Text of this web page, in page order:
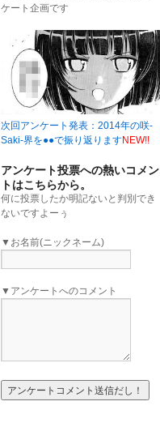
ケート企画です
次回アンケート発表：2014年の咲-
Saki-界を●●で振り返りますNEW!!
アンケート投票への熱いコメン
トはこちらから。
何に投票したか明記ないと判別でき
ないですよーぅ
▼お名前(ニックネーム)
▼アンケートへのコメント